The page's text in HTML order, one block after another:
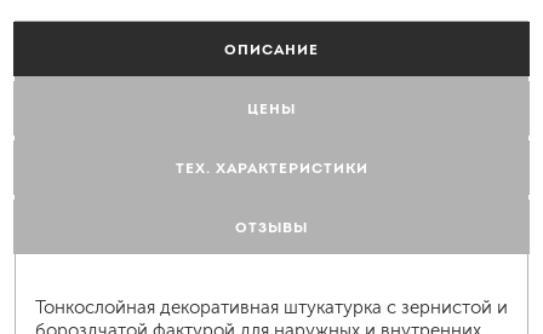
ОПИСАНИЕ
ЦЕНЫ
ТЕХ. ХАРАКТЕРИСТИКИ
ОТЗЫВЫ
Тонкослойная декоративная штукатурка с зернистой и